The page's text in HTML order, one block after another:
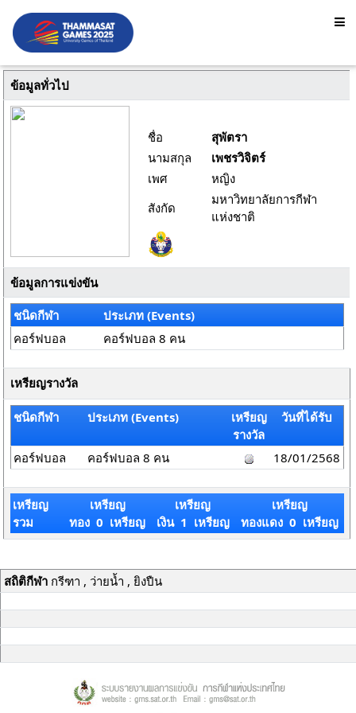
ข้อมูลทั่วไป
ชื่อ
สุพัตรา
นามสกุล
เพชรวิจิตร์
เพศ
หญิง
สังกัด
มหาวิทยาลัยการกีฬา
แห่งชาติ
ข้อมูลการแข่งขัน
ชนิดกีฬา
ประเภท (Events)
คอร์ฟบอล
คอร์ฟบอล 8 คน
เหรียญรางวัล
ชนิดกีฬา ประเภท (Events)
เหรียญ
รางวัล
วันที่ได้รับ
คอร์ฟบอล คอร์ฟบอล 8 คน 18/01/2568
เหรียญ
รวม
เหรียญ
ทอง 0 เหรียญ
เหรียญ
เงิน 1 เหรียญ
เหรียญ
ทองแดง 0 เหรียญ
สถิติกีฬากรีฑา , ว่ายน้ำ , ยิงปืน